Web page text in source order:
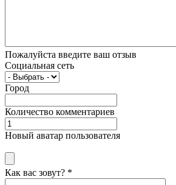
Пожалуйста введите ваш отзыв
Социальная сеть
Город
Количество комментариев
Новый аватар пользователя
Как вас зовут? *